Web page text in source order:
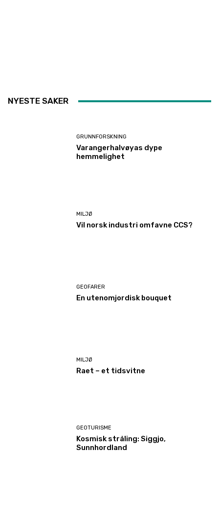
NYESTE SAKER
GRUNNFORSKNING
Varangerhalvøyas dype
hemmelighet
MILJØ
Vil norsk industri omfavne CCS?
GEOFARER
En utenomjordisk bouquet
MILJØ
Raet – et tidsvitne
GEOTURISME
Kosmisk stråling: Siggjo,
Sunnhordland